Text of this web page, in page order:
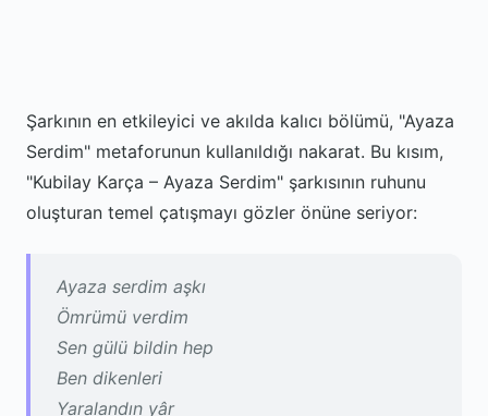
Şarkının en etkileyici ve akılda kalıcı bölümü, "Ayaza
Serdim" metaforunun kullanıldığı nakarat. Bu kısım,
"Kubilay Karça – Ayaza Serdim" şarkısının ruhunu
oluşturan temel çatışmayı gözler önüne seriyor:
Ayaza serdim aşkı
Ömrümü verdim
Sen gülü bildin hep
Ben dikenleri
Yaralandın yâr